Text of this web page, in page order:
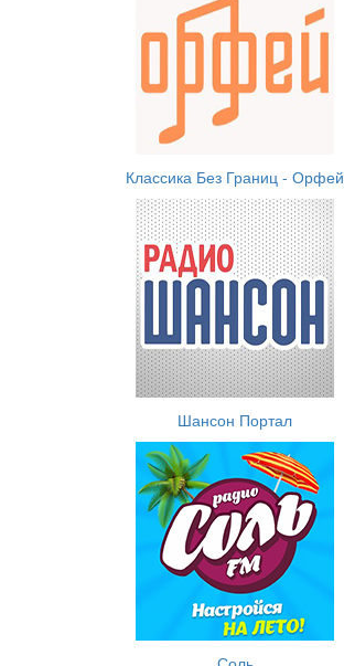
Классика Без Границ - Орфей
Шансон Портал